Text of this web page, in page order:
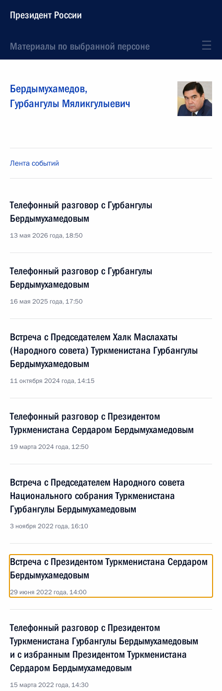
Президент России
Материалы по выбранной персоне
Бердымухамедов,
Гурбангулы Мяликгулыевич
Лента событий
Телефонный разговор с Гурбангулы
Бердымухамедовым
13 мая 2026 года, 18:50
Телефонный разговор с Гурбангулы
Бердымухамедовым
16 мая 2025 года, 17:50
Встреча с Председателем Халк Маслахаты
(Народного совета) Туркменистана Гурбангулы
Бердымухамедовым
11 октября 2024 года, 14:15
Телефонный разговор с Президентом
Туркменистана Сердаром Бердымухамедовым
19 марта 2024 года, 12:50
Встреча с Председателем Народного совета
Национального собрания Туркменистана
Гурбангулы Бердымухамедовым
3 ноября 2022 года, 16:10
Встреча с Президентом Туркменистана Сердаром
Бердымухамедовым
29 июня 2022 года, 14:00
Телефонный разговор с Президентом
Туркменистана Гурбангулы Берды­мухамедовым
и с избранным Президентом Туркменистана
Сердаром Бердымухамедовым
15 марта 2022 года, 14:30